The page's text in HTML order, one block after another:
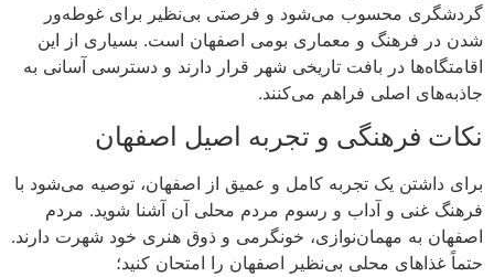
گردشگری محسوب می‌شود و فرصتی بی‌نظیر برای غوطه‌ور
شدن در فرهنگ و معماری بومی اصفهان است. بسیاری از این
اقامتگاه‌ها در بافت تاریخی شهر قرار دارند و دسترسی آسانی به
جاذبه‌های اصلی فراهم می‌کنند.
نکات فرهنگی و تجربه اصیل اصفهان
برای داشتن یک تجربه کامل و عمیق از اصفهان، توصیه می‌شود با
فرهنگ غنی و آداب و رسوم مردم محلی آن آشنا شوید. مردم
اصفهان به مهمان‌نوازی، خونگرمی و ذوق هنری خود شهرت دارند.
حتماً غذاهای محلی بی‌نظیر اصفهان را امتحان کنید؛